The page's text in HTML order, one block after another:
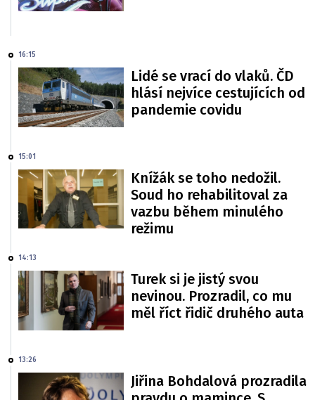
16:15
Lidé se vrací do vlaků. ČD
hlásí nejvíce cestujících od
pandemie covidu
15:01
Knížák se toho nedožil.
Soud ho rehabilitoval za
vazbu během minulého
režimu
14:13
Turek si je jistý svou
nevinou. Prozradil, co mu
měl říct řidič druhého auta
13:26
Jiřina Bohdalová prozradila